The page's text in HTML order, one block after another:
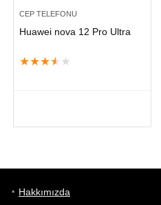
CEP TELEFONU
Huawei nova 12 Pro Ultra
★★★★ ★
Hakkımızda